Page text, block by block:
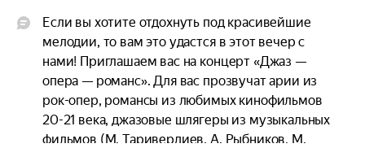
Если вы хотите отдохнуть под красивейшие
мелодии, то вам это удастся в этот вечер с
нами! Приглашаем вас на концерт «Джаз —
опера — романс». Для вас прозвучат арии из
рок-опер, романсы из любимых кинофильмов
20-21 века, джазовые шлягеры из музыкальных
фильмов (М. Таривердиев, А. Рыбников, М.